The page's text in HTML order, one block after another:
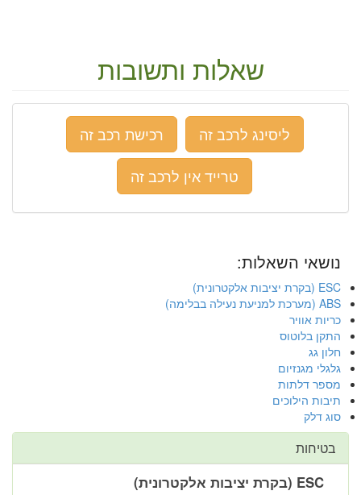
שאלות ותשובות
ליסינג לרכב זה
רכישת רכב זה
טרייד אין לרכב זה
נושאי השאלות:
ESC (בקרת יציבות אלקטרונית)
ABS (מערכת למניעת נעילה בבלימה)
כריות אוויר
התקן בלוטוס
חלון גג
גלגלי מגנזיום
מספר דלתות
תיבות הילוכים
סוג דלק
בטיחות
ESC (בקרת יציבות אלקטרונית)